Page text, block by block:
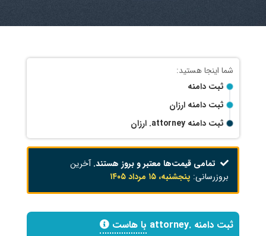
ثبت دامنه
ثبت دامنه ارزان
ثبت دامنه .attorney ارزان
تمامی قیمت‌ها معتبر و بروز هستند.آخرین
بروزرسانی: پنجشنبه، ۱۵ مرداد ۱۴۰۵
ثبت دامنه .attorney با هاست